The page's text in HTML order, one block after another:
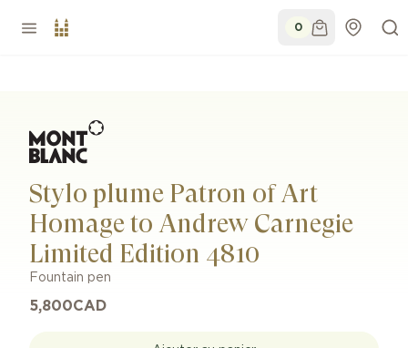
0
Stylo plume Patron of Art
Homage to Andrew Carnegie
Limited Edition 4810
Fountain pen
5,800CAD